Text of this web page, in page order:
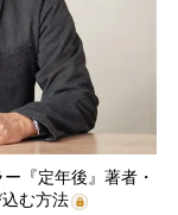
『定年後』著者・
む方法